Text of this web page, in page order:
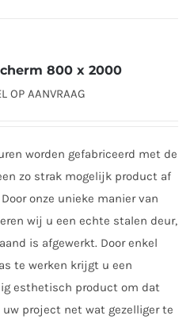
800 x 2000
OP AANVRAAG
worden gefabriceerd met de
zo strak mogelijk product af
onze unieke manier van
wij u een echte stalen deur,
is afgewerkt. Door enkel
te werken krijgt u een
esthetisch product om dat
project net wat gezelliger te